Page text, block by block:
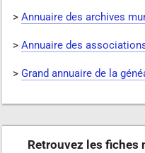
>Annuaire des archives
>Annuaire des
>Grand annuaire de la
Retrouvez les fiches